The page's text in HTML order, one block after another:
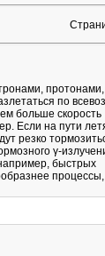
протонами,
по
больше скорость
Если на пути
резко
γ-
быстрых
процессы,